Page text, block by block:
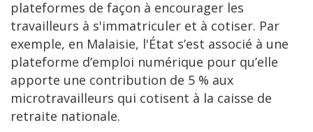
plateformes de façon à encourager les
travailleurs à s'immatriculer et à cotiser. Par
exemple, en Malaisie, l'État s’est associé à une
plateforme d’emploi numérique pour qu’elle
apporte une contribution de 5 % aux
microtravailleurs qui cotisent à la caisse de
retraite nationale.